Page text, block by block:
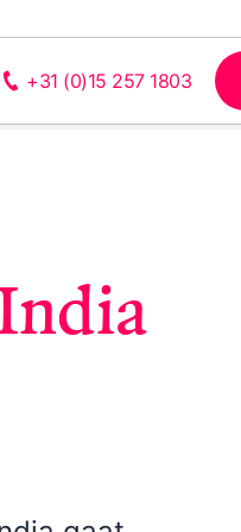
Laos
+31 (0)15 257 1803